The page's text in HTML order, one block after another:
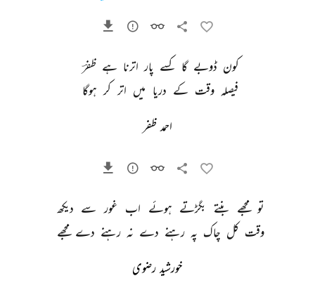
کون ڈوبے گا کسے پار اترنا ہے ظفرؔ
فیصلہ وقت کے دریا میں اتر کر ہوگا
احمد ظفر
تو مجھے بنتے بگڑتے ہوئے اب غور سے دیکھ
وقت کل چاک پہ رہنے دے نہ رہنے دے مجھے
خورشید رضوی